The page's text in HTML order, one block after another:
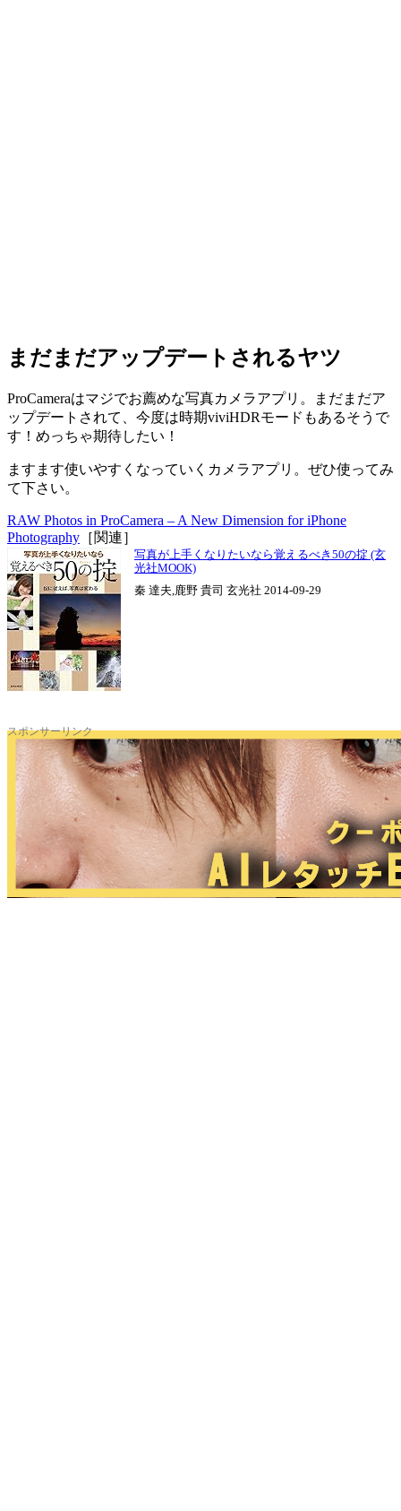
まだまだアップデートされるヤツ
ProCameraはマジでお薦めな写真カメラアプリ。まだまだア
ップデートされて、今度は時期viviHDRモードもあるそうで
す！めっちゃ期待したい！
ますます使いやすくなっていくカメラアプリ。ぜひ使ってみ
て下さい。
RAW Photos in ProCamera – A New Dimension for iPhone
Photography ［関連］
写真が上手くなりたいなら覚えるべき50の掟 (玄
光社MOOK)
秦 達夫,鹿野 貴司 玄光社 2014-09-29